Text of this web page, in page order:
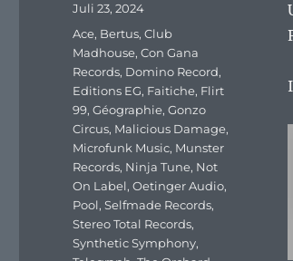
Veröffentlicht
am
Juli 23, 2024
Schlagwörter
Ace, Bertus,Club
Madhouse,Con Gana
Records, Domino Record,
Editions EG, Faitiche, Flirt
99,Géographie,Gonzo
Circus, Malicious Damage,
Microfunk Music, Munster
Records, Ninja Tune, Not
On Label,Oetinger Audio,
Pool,Selfmade Records,
Stereo Total Records,
Synthetic Symphony,